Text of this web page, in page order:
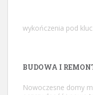
wykończenia pod
BUDOWA I
Nowoczesne domy